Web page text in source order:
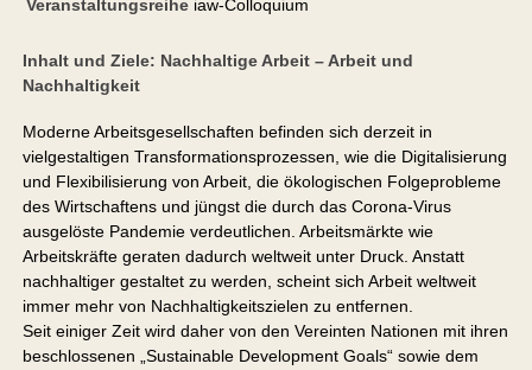
Veranstaltungsreihe iaw-Colloquium
Inhalt und Ziele: Nachhaltige Arbeit – Arbeit und
Nachhaltigkeit
Moderne Arbeitsgesellschaften befinden sich derzeit in
vielgestaltigen Transformationsprozessen, wie die Digitalisierung
und Flexibilisierung von Arbeit, die ökologischen Folgeprobleme
des Wirtschaftens und jüngst die durch das Corona-Virus
ausgelöste Pandemie verdeutlichen. Arbeitsmärkte wie
Arbeitskräfte geraten dadurch weltweit unter Druck. Anstatt
nachhaltiger gestaltet zu werden, scheint sich Arbeit weltweit
immer mehr von Nachhaltigkeitszielen zu entfernen.
Seit einiger Zeit wird daher von den Vereinten Nationen mit ihren
beschlossenen „Sustainable Development Goals“ sowie dem